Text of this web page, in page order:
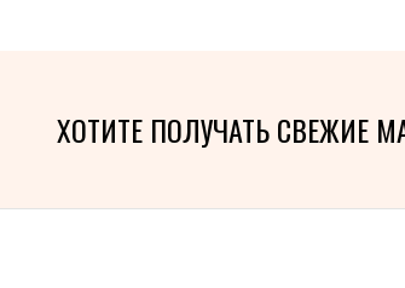
ХОТИТЕ ПОЛУЧАТЬ СВЕЖИЕ